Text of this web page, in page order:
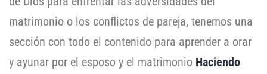
matrimonio o los conflictos de pareja, tenemos una
sección con todo el contenido para aprender a orar
y ayunar por el esposo y el matrimonio Haciendo